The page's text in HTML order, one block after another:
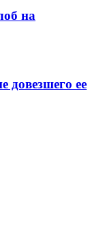
на
довезшего ее